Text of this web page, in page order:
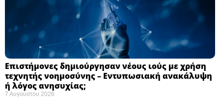
Επιστήμονες δημιούργησαν νέους ιούς με χρήση
τεχνητής νοημοσύνης – Εντυπωσιακή ανακάλυψη
ή λόγος ανησυχίας; ​
7 Αυγούστου 2026